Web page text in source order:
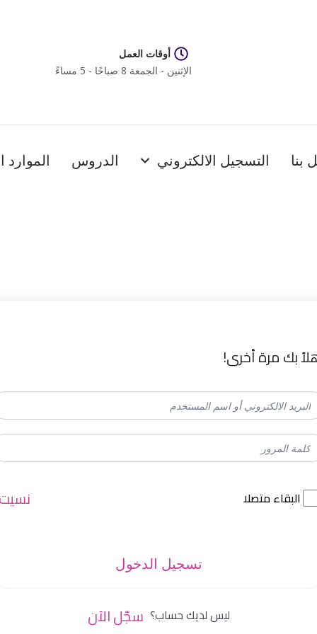
أوقات العمل
الإثنين - الجمعة 8 صباحًا - 5 مساءً
بنا التسجيل الالكتروني الدروس الموارد
بك مرة أخرى!
البقاء متصلا
تسجيل الدخول
ليس لديك حساب؟ سجّل الآن